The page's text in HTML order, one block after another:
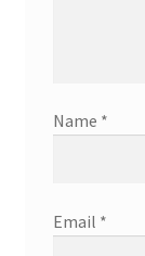
Name *
Email *